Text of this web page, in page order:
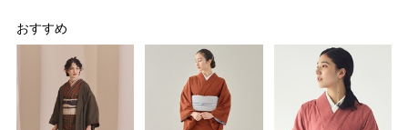
単位：１尺＝約38cm １寸＝約3.8cm １分＝約0.38cm
2 鯨尺寸法となりますので上表の cm はおおよその長さとな
ります。
3 反物の巾により表記の裄のサイズが出ない場合がございま
す。その際は、目一杯での寸法とさせていただきます。
おすすめ